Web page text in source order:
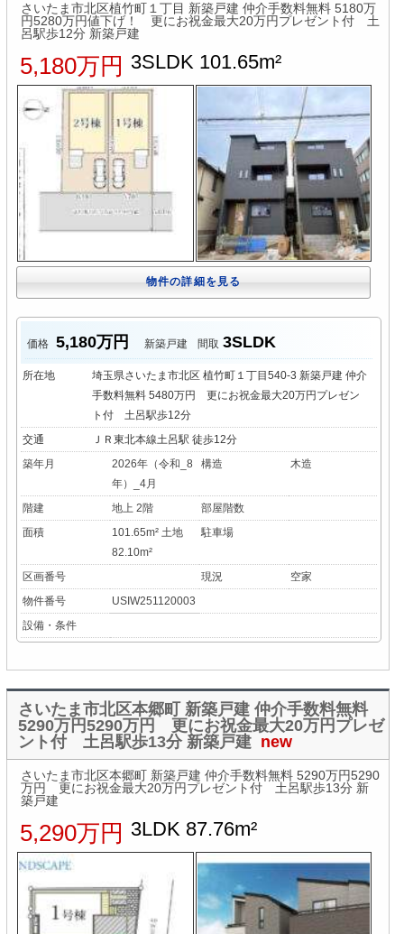
さいたま市北区植竹町１丁目 新築戸建 仲介手数料無料 5180万
円5280万円値下げ！ 更にお祝金最大20万円プレゼント付 土
呂駅歩12分 新築戸建
5,180万円 3SLDK 101.65m²
物件の詳細を見る
価格 5,180万円 新築戸建 間取 3SLDK
所在地
埼玉県さいたま市北区 植竹町１丁目540-3 新築戸建 仲介
手数料無料 5480万円 更にお祝金最大20万円プレゼン
ト付 土呂駅歩12分
交通
ＪＲ東北本線土呂駅 徒歩12分
築年月
2026年（令和_8
年）_4月
構造 木造
階建 地上 2階
部屋階数
面積
101.65m² 土地
82.10m²
駐車場
区画番号 現況
空家
物件番号
USIW251120003
設備・条件
さいたま市北区本郷町 新築戸建 仲介手数料無料
5290万円5290万円 更にお祝金最大20万円プレゼ
ント付 土呂駅歩13分 新築戸建 new
さいたま市北区本郷町 新築戸建 仲介手数料無料 5290万円5290
万円 更にお祝金最大20万円プレゼント付 土呂駅歩13分 新
築戸建
5,290万円 3LDK 87.76m²